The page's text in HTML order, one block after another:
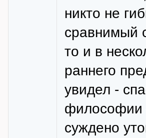
никто не
сравнимый
то и в
раннего
увидел -
философии
суждено